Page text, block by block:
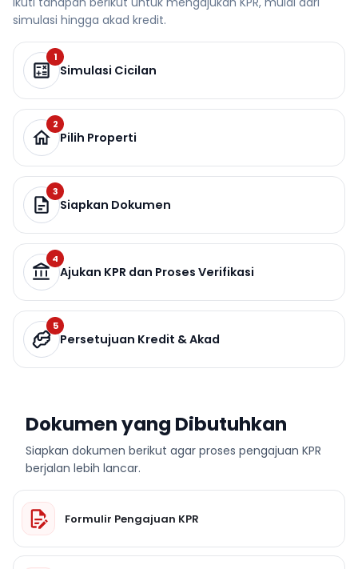
simulasi hingga akad kredit.
1
Simulasi Cicilan
2
Pilih Properti
3
Siapkan Dokumen
4
Ajukan KPR dan Proses Verifikasi
5
Persetujuan Kredit & Akad
Dokumen yang Dibutuhkan
Siapkan dokumen berikut agar proses pengajuan KPR
berjalan lebih lancar.
Formulir Pengajuan KPR